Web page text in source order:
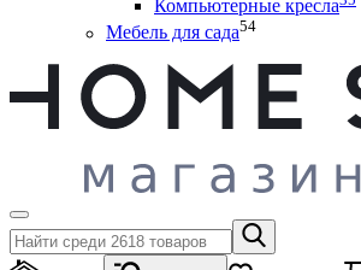
Компьютерные кресла
Мебель для сада54